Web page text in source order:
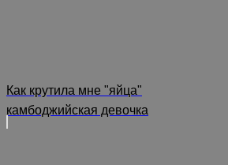
Как крутила мне "яйца"
камбоджийская девочка